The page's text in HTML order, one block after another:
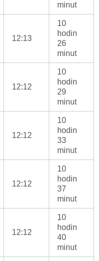
minut
12:13
10
hodin
26
minut
12:12
10
hodin
29
minut
12:12
10
hodin
33
minut
12:12
10
hodin
37
minut
12:12
10
hodin
40
minut